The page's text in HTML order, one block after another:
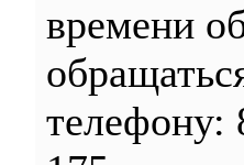
времени
телефону: